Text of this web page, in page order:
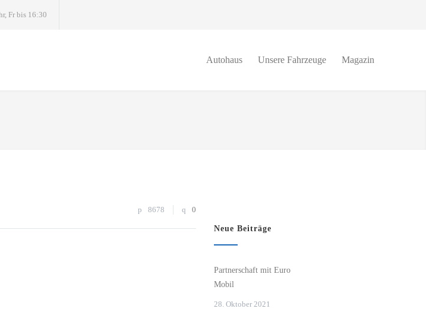
Fr bis 16:30
Autohaus Unsere Fahrzeuge Magazin
8678 0
Neue Beiträge
Partnerschaft mit Euro
Mobil
28. Oktober 2021